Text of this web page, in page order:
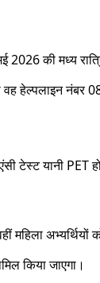
की मध्य
वह हेल्पलाइन
यानी PET
महिला अभ्यर्थियों
किया जाएगा।